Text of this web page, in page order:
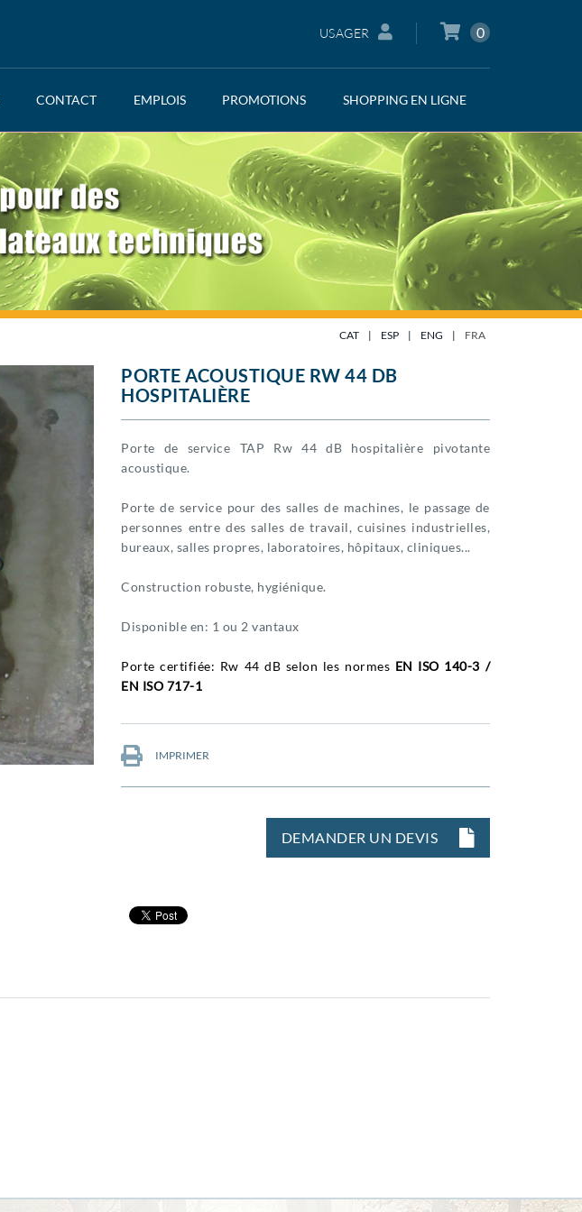
USAGER 0
CONTACT EMPLOIS PROMOTIONS SHOPPING EN LIGNE
CAT | ESP | ENG | FRA
PORTE ACOUSTIQUE RW 44 DB
HOSPITALIÈRE
Porte de service TAP Rw 44 dB hospitalière pivotante
acoustique.
Porte de service pour des salles de machines, le passage de
personnes entre des salles de travail, cuisines industrielles,
bureaux, salles propres, laboratoires, hôpitaux, cliniques...
Construction robuste, hygiénique.
Disponible en: 1 ou 2 vantaux
Porte certifiée: Rw 44 dB selon les normes EN ISO 140-3 /
EN ISO 717-1
IMPRIMER
DEMANDER UN DEVIS